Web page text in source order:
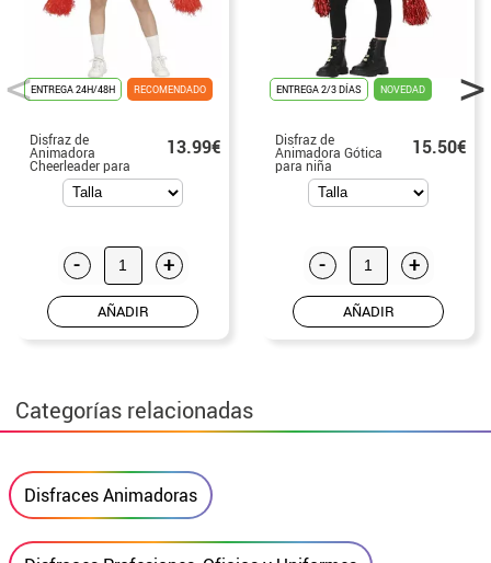
ENTREGA 24H/48H RECOMENDADO
Disfraz de
Animadora
Cheerleader para
adolescente
13.99€
- +
AÑADIR
ENTREGA 2/3 DÍAS NOVEDAD
Disfraz de
Animadora Gótica
para niña
15.50€
- +
AÑADIR
Categorías relacionadas
Disfraces Animadoras